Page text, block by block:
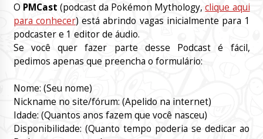
O PMCast (podcast da Pokémon Mythology,clique aqui
para conhecer) está abrindo vagas inicialmente para 1
podcaster e 1 editor de áudio.
Se você quer fazer parte desse Podcast é fácil,
pedimos apenas que preencha o formulário:
Nome: (Seu nome)
Nickname no site/fórum: (Apelido na internet)
Idade: (Quantos anos fazem que você nasceu)
Disponibilidade: (Quanto tempo poderia se dedicar ao